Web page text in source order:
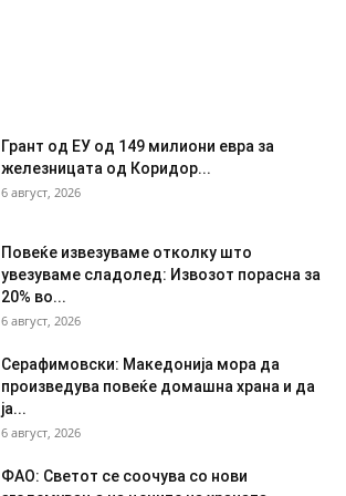
Грант од ЕУ од 149 милиони евра за
железницата од Коридор...
6 август, 2026
Повеќе извезуваме отколку што
увезуваме сладолед: Извозот порасна за
20% во...
6 август, 2026
Серафимовски: Македонија мора да
произведува повеќе домашна храна и да
ја...
6 август, 2026
ФАО: Светот се соочува со нови